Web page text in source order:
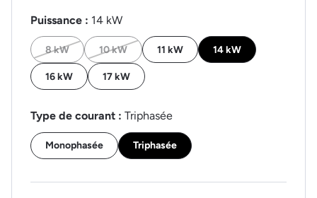
Puissance : 14 kW
8 kW 10 kW 11 kW 14 kW
16 kW 17 kW
Type de courant : Triphasée
Monophasée Triphasée